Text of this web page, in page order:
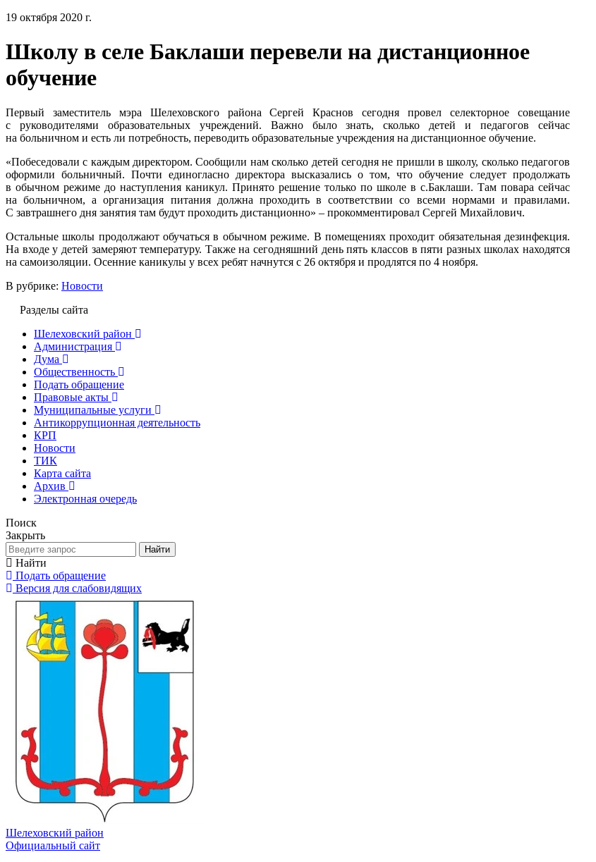
19 октября 2020 г.
Школу в селе Баклаши перевели на дистанционное
обучение
Первый заместитель мэра Шелеховского района Сергей Краснов сегодня провел селекторное совещание
с руководителями образовательных учреждений. Важно было знать, сколько детей и педагогов сейчас
на больничном и есть ли потребность, переводить образовательные учреждения на дистанционное обучение.
«Побеседовали с каждым директором. Сообщили нам сколько детей сегодня не пришли в школу, сколько педагогов
оформили больничный. Почти единогласно директора высказались о том, что обучение следует продолжать
в обычном режиме до наступления каникул. Принято решение только по школе в с.Баклаши. Там повара сейчас
на больничном, а организация питания должна проходить в соответствии со всеми нормами и правилами.
С завтрашнего дня занятия там будут проходить дистанционно» – прокомментировал Сергей Михайлович.
Остальные школы продолжают обучаться в обычном режиме. В помещениях проходит обязательная дезинфекция.
На входе у детей замеряют температуру. Также на сегодняшний день пять классов в пяти разных школах находятся
на самоизоляции. Осенние каникулы у всех ребят начнутся с 26 октября и продлятся по 4 ноября.
В рубрике: Новости
Разделы сайта
Шелеховский район
Администрация
Дума
Общественность
Подать обращение
Правовые акты
Муниципальные услуги
Антикоррупционная деятельность
КРП
Новости
ТИК
Карта сайта
Архив
Электронная очередь
Поиск
Закрыть
Найти
Найти
Подать обращение
Версия для слабовидящих
Шелеховский район
Официальный сайт